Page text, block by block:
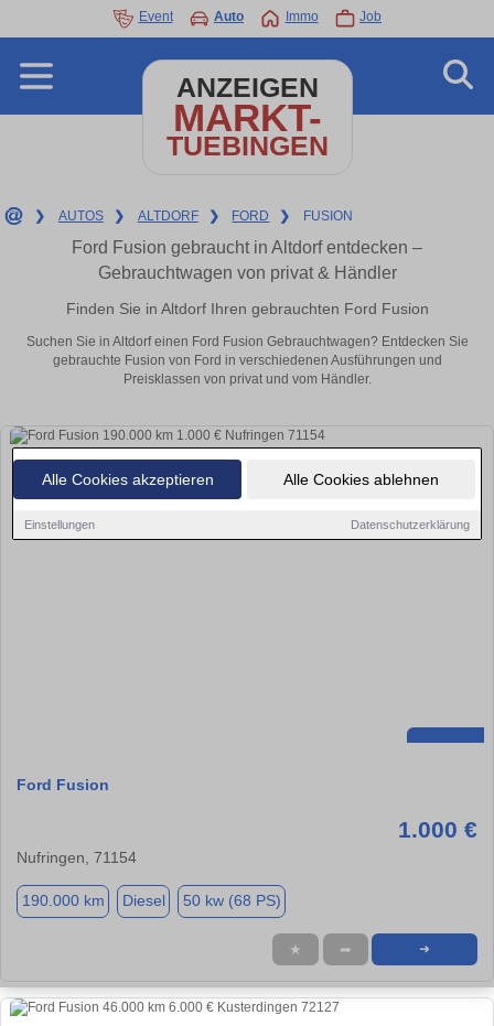
Alle Cookies akzeptieren Alle Cookies ablehnen
Einstellungen Datenschutzerklärung
Event Auto Immo Job
ANZEIGEN
MARKT-
TUEBINGEN
❯ AUTOS ❯ ALTDORF ❯ FORD ❯ FUSION
Ford Fusion gebraucht in Altdorf entdecken –
Gebrauchtwagen von privat & Händler
Finden Sie in Altdorf Ihren gebrauchten Ford Fusion
Suchen Sie in Altdorf einen Ford Fusion Gebrauchtwagen? Entdecken Sie
gebrauchte Fusion von Ford in verschiedenen Ausführungen und
Preisklassen von privat und vom Händler.
Ford Fusion
1.000 €
Nufringen, 71154
190.000 km Diesel 50 kw (68 PS)
★ ➦ ➜